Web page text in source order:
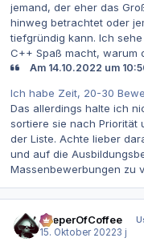
jemand, der eher das
hinweg betrachtet oder
tiefgründig kann. Ich
C++ Spaß macht, warum
Am 14.10.2022 um
Ich habe Zeit, 20-30
Das allerdings halte ich
sortiere sie nach Priorität
der Liste. Achte lieber
und auf die
Massenbewerbungen zu
KeeperOfCoffee
15. Oktober 20223 j